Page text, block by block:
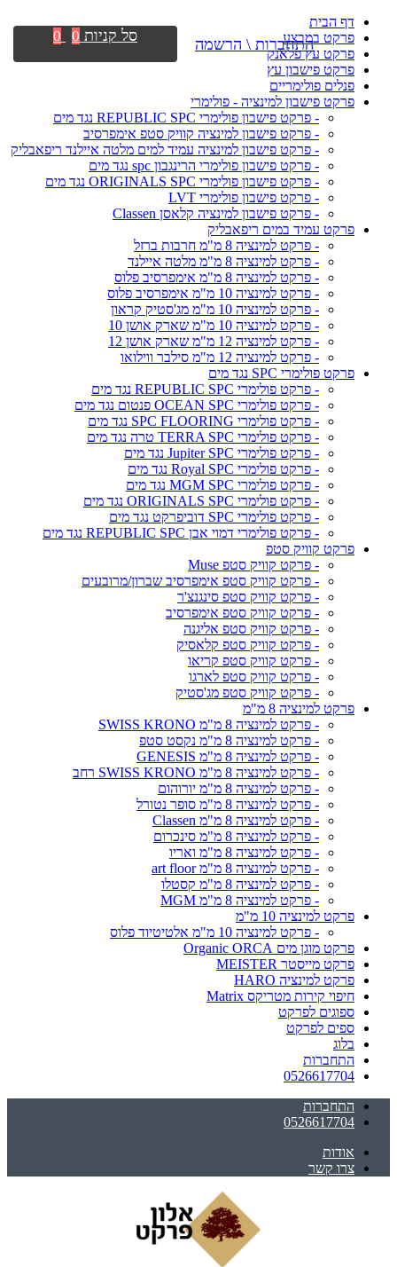
דף הבית
פרקט במבצע
פרקט עץ פלאנק
פרקט פישבון עץ
פנלים פולימריים
פרקט פישבון למינציה - פולימרי
- פרקט פישבון פולימרי REPUBLIC SPC נגד מים
- פרקט פישבון למינציה קוויק סטפ אימפרסיב
- פרקט פישבון למינציה עמיד למים מלטה איילנד ריפאבליק
- פרקט פישבון פולימרי הרינגבון spc נגד מים
- פרקט פישבון פולימרי ORIGINALS SPC נגד מים
- פרקט פישבון פולימרי LVT
- פרקט פישבון למינציה קלאסן Classen
פרקט עמיד במים ריפאבליק
- פרקט למינציה 8 מ"מ חרבות ברזל
- פרקט למינציה 8 מ"מ מלטה איילנד
- פרקט למינציה 8 מ"מ אימפרסיב פלוס
- פרקט למינציה 10 מ"מ אימפרסיב פלוס
- פרקט למינציה 10 מ"מ מג'סטיק קראון
- פרקט למינציה 10 מ"מ שארק אושן 10
- פרקט למינציה 12 מ"מ שארק אושן 12
- פרקט למינציה 12 מ"מ סילבר ווילואו
פרקט פולימרי SPC נגד מים
- פרקט פולימרי REPUBLIC SPC נגד מים
- פרקט פולימרי OCEAN SPC פנטום נגד מים
- פרקט פולימרי SPC FLOORING נגד מים
- פרקט פולימרי TERRA SPC טרה נגד מים
- פרקט פולימרי Jupiter SPC נגד מים
- פרקט פולימרי Royal SPC נגד מים
- פרקט פולימרי MGM SPC נגד מים
- פרקט פולימרי ORIGINALS SPC נגד מים
- פרקט פולימרי SPC דוביפרקט נגד מים
- פרקט פולימרי דמוי אבן REPUBLIC SPC נגד מים
פרקט קוויק סטפ
- פרקט קוויק סטפ Muse
- פרקט קוויק סטפ אימפרסיב שברון/מרובעים
- פרקט קוויק סטפ סינגנצ'ר
- פרקט קוויק סטפ אימפרסיב
- פרקט קוויק סטפ אליגנה
- פרקט קוויק סטפ קלאסיק
- פרקט קוויק סטפ קריאו
- פרקט קוויק סטפ לארגו
- פרקט קוויק סטפ מג'סטיק
פרקט למינציה 8 מ"מ
- פרקט למינציה 8 מ"מ SWISS KRONO
- פרקט למינציה 8 מ"מ נקסט סטפ
- פרקט למינציה 8 מ"מ GENESIS
- פרקט למינציה 8 מ"מ SWISS KRONO רחב
- פרקט למינציה 8 מ"מ יורוהום
- פרקט למינציה 8 מ"מ סופר נטורל
- פרקט למינציה 8 מ"מ Classen
- פרקט למינציה 8 מ"מ סינכרום
- פרקט למינציה 8 מ"מ ואריו
- פרקט למינציה 8 מ"מ art floor
- פרקט למינציה 8 מ"מ קסטלו
- פרקט למינציה 8 מ"מ MGM
פרקט למינציה 10 מ"מ
- פרקט למינציה 10 מ"מ אלטיטיוד פלוס
פרקט מוגן מים Organic ORCA
פרקט מייסטר MEISTER
פרקט למינציה HARO
חיפוי קירות מטריקס Matrix
ספוגים לפרקט
ספים לפרקט
בלוג
התחברות
0526617704
התחברות
0526617704
אודות
צרו קשר
התחברות \ הרשמה סל קניות 0
0